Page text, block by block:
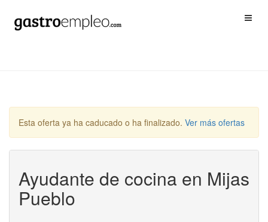
Esta oferta ya ha caducado o ha finalizado. Ver más ofertas
Ayudante de cocina en Mijas
Pueblo